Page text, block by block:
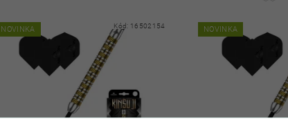
NOVINKA Kód: 16502154 NOVINKA